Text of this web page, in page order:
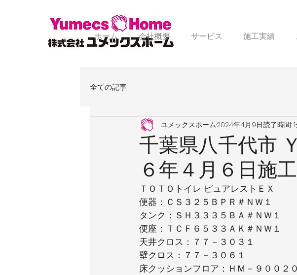
ホーム 会社概要 サービス 施工実績
全ての記事
千葉県八千代市
６年４月６日施工
ユメックスホーム2024年4月9日読了時間:
ＴＯＴＯトイレ ピュアレストＥＸ
便器：ＣＳ３２５ＢＰＲ＃ＮＷ１
タンク：ＳＨ３３３５ＢＡ＃ＮＷ１
便座：ＴＣＦ６５３３ＡＫ＃ＮＷ１
天井クロス：７７－３０３１
壁クロス：７７－３０６１
床クッションフロア：ＨＭ－９００２０